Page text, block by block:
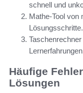
schnell und
Mathe-Tool von
Lösungsschritte.
Häufige
Lösungen